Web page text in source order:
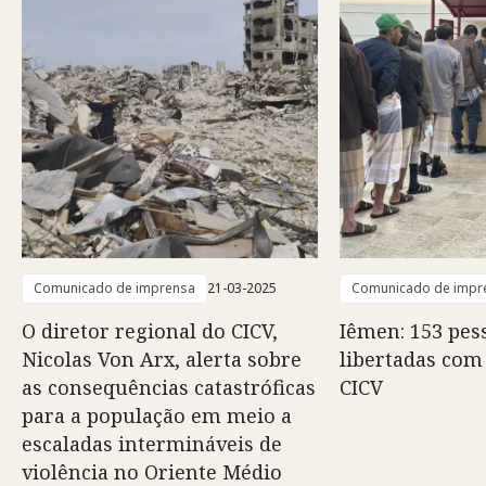
Comunicado de imprensa 21-03-2025
O diretor regional do CICV,
Nicolas Von Arx, alerta sobre
as consequências catastróficas
para a população em meio a
escaladas intermináveis de
violência no Oriente Médio
Comunicado de
Iêmen: 153
libertadas
CICV